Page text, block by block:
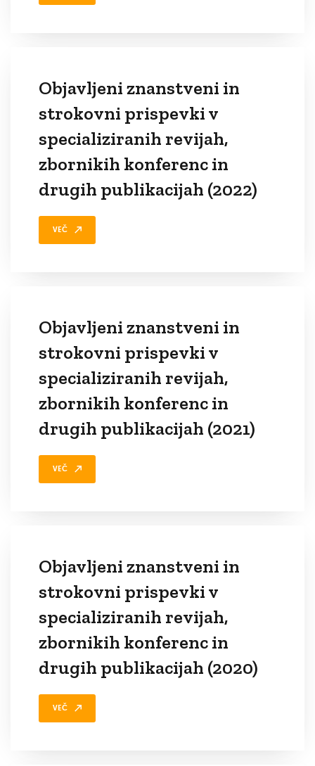
Objavljeni znanstveni in
strokovni prispevki v
specializiranih revijah,
zbornikih konferenc in
drugih publikacijah (2022)
VEČ
Objavljeni znanstveni in
strokovni prispevki v
specializiranih revijah,
zbornikih konferenc in
drugih publikacijah (2021)
VEČ
Objavljeni znanstveni in
strokovni prispevki v
specializiranih revijah,
zbornikih konferenc in
drugih publikacijah (2020)
VEČ